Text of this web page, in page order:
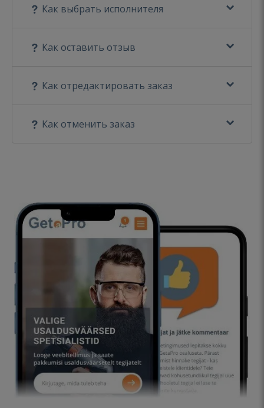
Как выбрать исполнителя
Как оставить отзыв
Как отредактировать заказ
Как отменить заказ